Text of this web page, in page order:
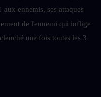
ennemis, ses attaques
de l'ennemi qui inflige
une fois toutes les 3